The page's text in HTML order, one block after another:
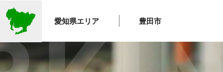
愛知県エリア 豊田市